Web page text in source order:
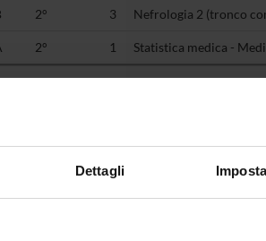
Dettagli
2° 3 Nefrologia 2 (tronco
2° 1 Statistica medica -
3° 1 Altre attivita' 3 -
3° 0 Esame di profitto
1 Igiene generale e